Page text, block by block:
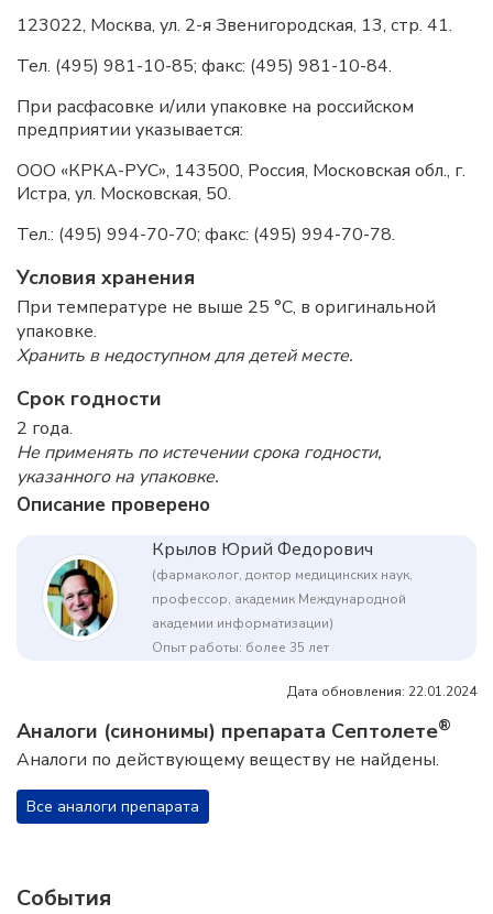
123022, Москва, ул. 2-я Звенигородская, 13, стр. 41.
Тел. (495) 981-10-85; факс: (495) 981-10-84.
При расфасовке и/или упаковке на российском
предприятии указывается:
ООО «КРКА-РУС», 143500, Россия, Московская обл., г.
Истра, ул. Московская, 50.
Тел.: (495) 994-70-70; факс: (495) 994-70-78.
Условия хранения
При температуре не выше 25 °C, в оригинальной
упаковке.
Хранить в недоступном для детей месте.
Срок годности
2 года.
Не применять по истечении срока годности,
указанного на упаковке.
Описание проверено
Крылов Юрий Федорович
(фармаколог, доктор медицинских наук,
профессор, академик Международной
академии информатизации)
Опыт работы: более 35 лет
Дата обновления: 22.01.2024
Аналоги (синонимы) препарата Септолете®
Аналоги по действующему веществу не найдены.
Все аналоги препарата
События